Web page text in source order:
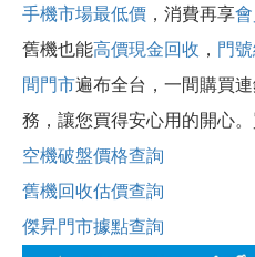
手機市場最低價 ，消費再享
舊機也能高價現金回收 ， 門
間門市遍布全台，一間購買
務，讓您買得安心用的開心
空機破盤價格查詢
舊機回收估價查詢
傑昇門市據點查詢